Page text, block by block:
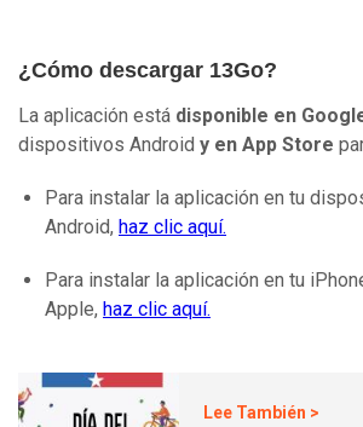
¿Cómo descargar 13Go?
La aplicación está disponible en
dispositivos Android y en App Store
Para instalar la aplicación en tu
Android, haz clic aquí.
Para instalar la aplicación en tu
Apple, haz clic aquí.
Lee También >